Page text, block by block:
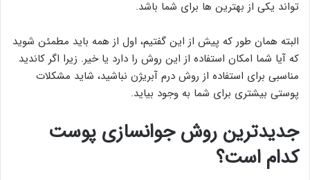
تواند یکی از بهترین ها برای شما باشد.
البته همان طور که پیش از این گفتیم، اول از همه باید مطمئن شوید
که آیا شما امکان استفاده از این روش را دارد یا خیر. زیرا اگر کاندید
مناسبی برای استفاده از روش درم آبریژن نباشید، شاید مشکلات
پوستی بیشتری برای شما به وجود بیاید.
جدیدترین روش جوانسازی پوست
کدام است؟